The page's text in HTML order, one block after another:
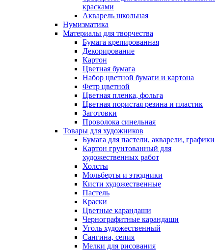
красками
Акварель школьная
Нумизматика
Материалы для творчества
Бумага крепированная
Декорирование
Картон
Цветная бумага
Набор цветной бумаги и картона
Фетр цветной
Цветная пленка, фольга
Цветная пористая резина и пластик
Заготовки
Проволока синельная
Товары для художников
Бумага для пастели, акварели, графики
Картон грунтованный для
художественных работ
Холсты
Мольберты и этюдники
Кисти художественные
Пастель
Краски
Цветные карандаши
Чернографитные карандаши
Уголь художественный
Сангина, сепия
Мелки для рисования